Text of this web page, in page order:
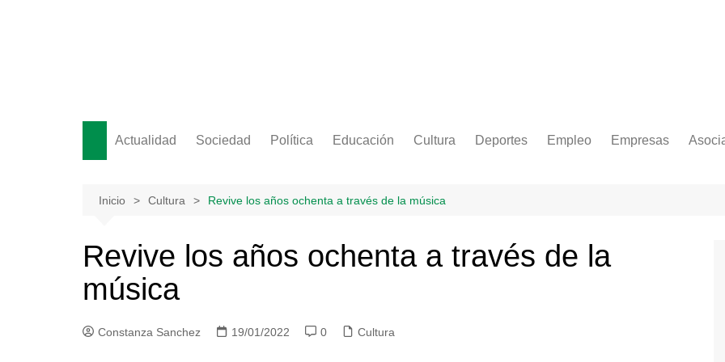
Actualidad Sociedad Política Educación Cultura Deportes Empleo Empresas
Inicio Cultura Revive los años ochenta a través de la música
Revive los años ochenta a través de la
música
Constanza Sanchez 19/01/2022 0 Cultura